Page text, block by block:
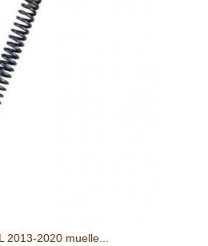
2013-2020 muelle...